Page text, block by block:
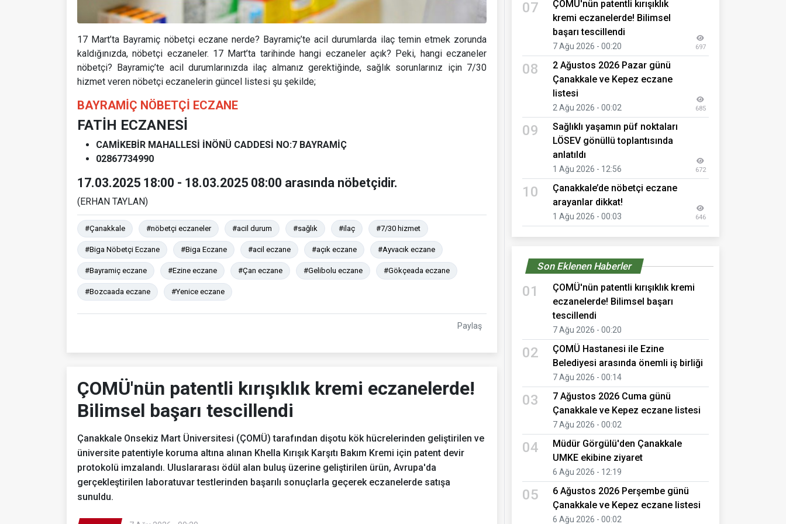
17 Mart’ta Bayramiç nöbetçi eczane nerde? Bayramiç’te acil durumlarda ilaç temin etmek zorunda
kaldığınızda, nöbetçi eczaneler. 17 Mart’ta tarihinde hangi eczaneler açık? Peki, hangi eczaneler
nöbetçi? Bayramiç’te acil durumlarınızda ilaç almanız gerektiğinde, sağlık sorunlarınız için 7/30
hizmet veren nöbetçi eczanelerin güncel listesi şu şekilde;
BAYRAMİÇ NÖBETÇİ ECZANE
FATİH ECZANESİ
CAMİKEBİR MAHALLESİ İNÖNÜ CADDESİ NO:7 BAYRAMİÇ
02867734990
17.03.2025 18:00 - 18.03.2025 08:00 arasında nöbetçidir.
(ERHAN TAYLAN)
#Çanakkale #nöbetçi eczaneler #acil durum #sağlık #ilaç #7/30 hizmet
#Biga Nöbetçi Eczane #Biga Eczane #acil eczane #açık eczane #Ayvacık eczane
#Bayramiç eczane #Ezine eczane #Çan eczane #Gelibolu eczane #Gökçeada eczane
#Bozcaada eczane #Yenice eczane
Paylaş
ÇOMÜ'nün patentli kırışıklık kremi eczanelerde!
Bilimsel başarı tescillendi
Çanakkale Onsekiz Mart Üniversitesi (ÇOMÜ) tarafından dişotu kök hücrelerinden geliştirilen ve
üniversite patentiyle koruma altına alınan Khella Kırışık Karşıtı Bakım Kremi için patent devir
protokolü imzalandı. Uluslararası ödül alan buluş üzerine geliştirilen ürün, Avrupa'da
gerçekleştirilen laboratuvar testlerinden başarılı sonuçlarla geçerek eczanelerde satışa
sunuldu.
07
ÇOMÜ'nün patentli kırışıklık
kremi eczanelerde! Bilimsel
başarı tescillendi
7 Ağu 2026 - 00:20 697
08
2 Ağustos 2026 Pazar günü
Çanakkale ve Kepez eczane
listesi
2 Ağu 2026 - 00:02 685
09
Sağlıklı yaşamın püf noktaları
LÖSEV gönüllü toplantısında
anlatıldı
1 Ağu 2026 - 12:56 672
10
Çanakkale’de nöbetçi eczane
arayanlar dikkat!
1 Ağu 2026 - 00:03 646
Son Eklenen Haberler
01
ÇOMÜ'nün patentli kırışıklık kremi
eczanelerde! Bilimsel başarı
tescillendi
7 Ağu 2026 - 00:20
02
ÇOMÜ Hastanesi ile Ezine
Belediyesi arasında önemli iş birliği
7 Ağu 2026 - 00:14
03
7 Ağustos 2026 Cuma günü
Çanakkale ve Kepez eczane listesi
7 Ağu 2026 - 00:02
04
Müdür Görgülü'den Çanakkale
UMKE ekibine ziyaret
6 Ağu 2026 - 12:19
05
6 Ağustos 2026 Perşembe günü
Çanakkale ve Kepez eczane listesi
6 Ağu 2026 - 00:02